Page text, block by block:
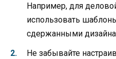
Например, для
использовать
сдержанными
Не забывайте